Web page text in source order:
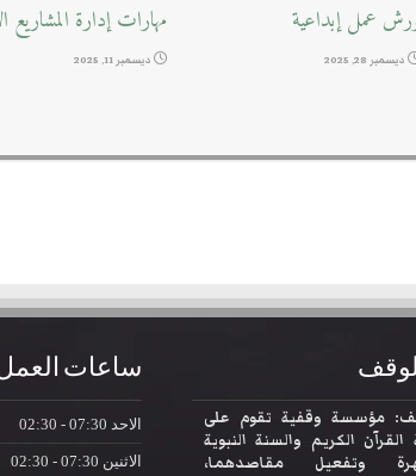
عمل إبداعية
ديسمبر 28, 2025
مهارات إدارة المشاريع
ديسمبر 11, 2025
مؤسسة وقفية تقوم على
الكريم والسنة النبوية
وتفعيل مقاصدهما،
ساعات
الاحد
الاثنين